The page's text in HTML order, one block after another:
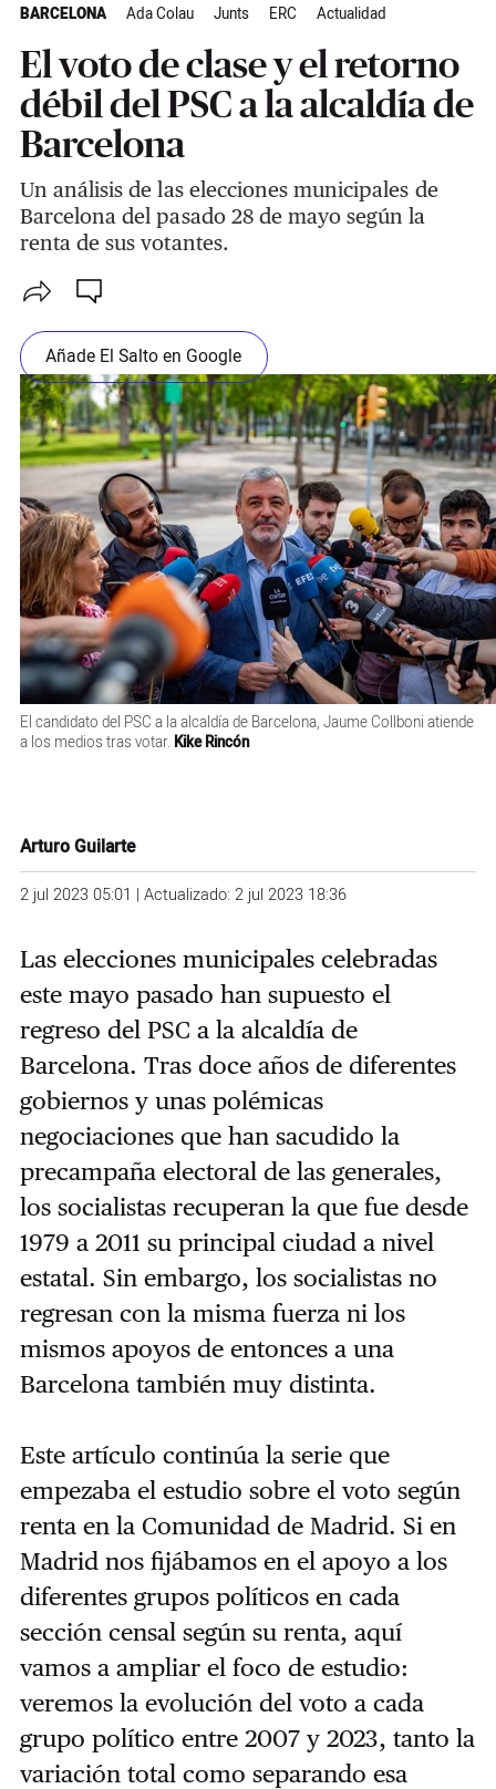
BARCELONA Ada Colau Junts ERC Actualidad
El voto de clase y el retorno
débil del PSC a la alcaldía de
Barcelona
Un análisis de las elecciones municipales de
Barcelona del pasado 28 de mayo según la
renta de sus votantes.
Añade El Salto en Google
El candidato del PSC a la alcaldía de Barcelona, Jaume Collboni atiende
a los medios tras votar. Kike Rincón
Arturo Guilarte
2 jul 2023 05:01 | Actualizado: 2 jul 2023 18:36
Las elecciones municipales celebradas
este mayo pasado han supuesto el
regreso del PSC a la alcaldía de
Barcelona. Tras doce años de diferentes
gobiernos y unas polémicas
negociaciones que han sacudido la
precampaña electoral de las generales,
los socialistas recuperan la que fue desde
1979 a 2011 su principal ciudad a nivel
estatal. Sin embargo, los socialistas no
regresan con la misma fuerza ni los
mismos apoyos de entonces a una
Barcelona también muy distinta.
Este artículo continúa la serie que
empezaba el estudio sobre el voto según
renta en la Comunidad de Madrid. Si en
Madrid nos fijábamos en el apoyo a los
diferentes grupos políticos en cada
sección censal según su renta, aquí
vamos a ampliar el foco de estudio:
veremos la evolución del voto a cada
grupo político entre 2007 y 2023, tanto la
variación total como separando esa